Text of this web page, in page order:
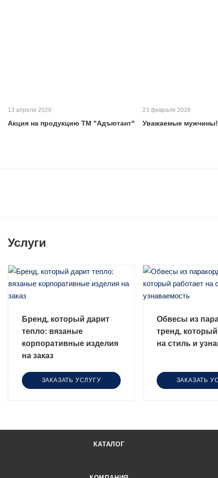
13 апреля 2026
Акция на продукцию ТМ "Адъютант"
23 февраля 2026
Уважаемые
Услуги
Бренд, который дарит
тепло: вязаные
корпоративные изделия
на заказ
ЗАКАЗАТЬ УСЛУГУ
Обвесы из
тренд,
на стиль и
ЗАКАЗАТЬ
КАТАЛОГ